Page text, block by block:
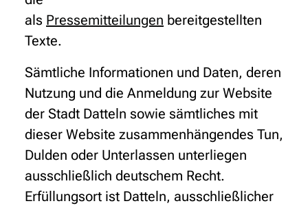
als Pressemitteilungen bereitgestellten
Texte.
Sämtliche Informationen und Daten, deren
Nutzung und die Anmeldung zur Website
der Stadt Datteln sowie sämtliches mit
dieser Website zusammenhängendes Tun,
Dulden oder Unterlassen unterliegen
ausschließlich deutschem Recht.
Erfüllungsort ist Datteln, ausschließlicher